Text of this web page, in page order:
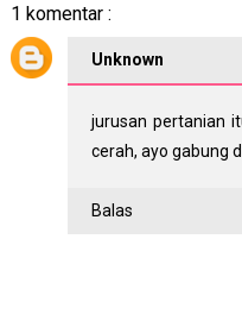
1 komentar :
Unknown
jurusan pertanian
cerah, ayo gabung
Balas